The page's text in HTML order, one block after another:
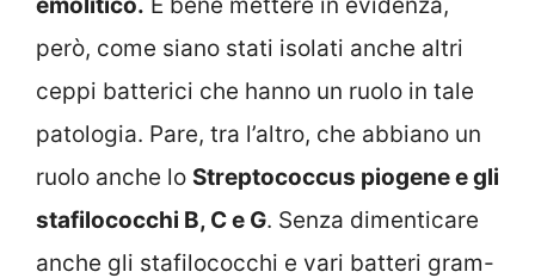
però, come siano stati isolati anche altri
ceppi batterici che hanno un ruolo in tale
patologia. Pare, tra l’altro, che abbiano un
ruolo anche lo Streptococcus piogene e gli
stafilococchi B, C e G. Senza dimenticare
anche gli stafilococchi e vari batteri gram-